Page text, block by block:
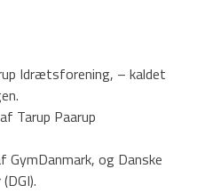
Idrætsforening, – kaldet
Tarup Paarup
GymDanmark, og Danske